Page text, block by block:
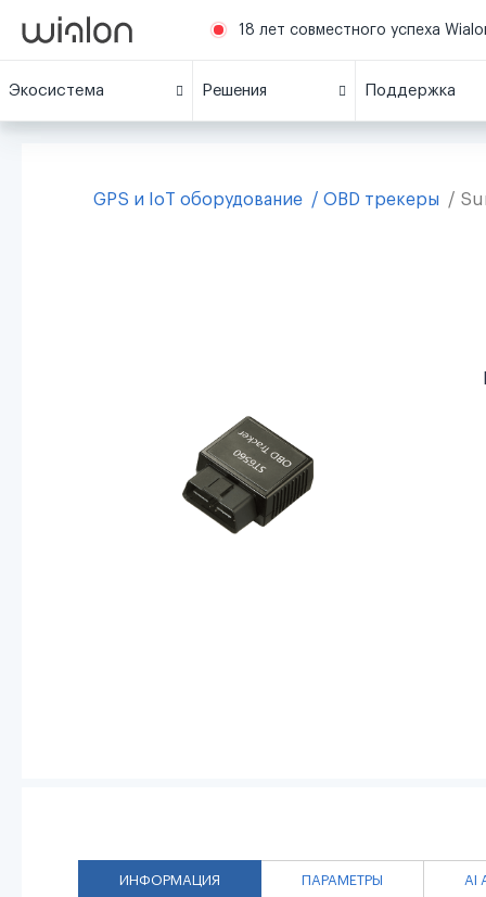
18 лет совместного успеха
Экосистема Решения Поддержка
GPS и IoT оборудование OBD трекеры
ИНФОРМАЦИЯ ПАРАМЕТРЫ AI